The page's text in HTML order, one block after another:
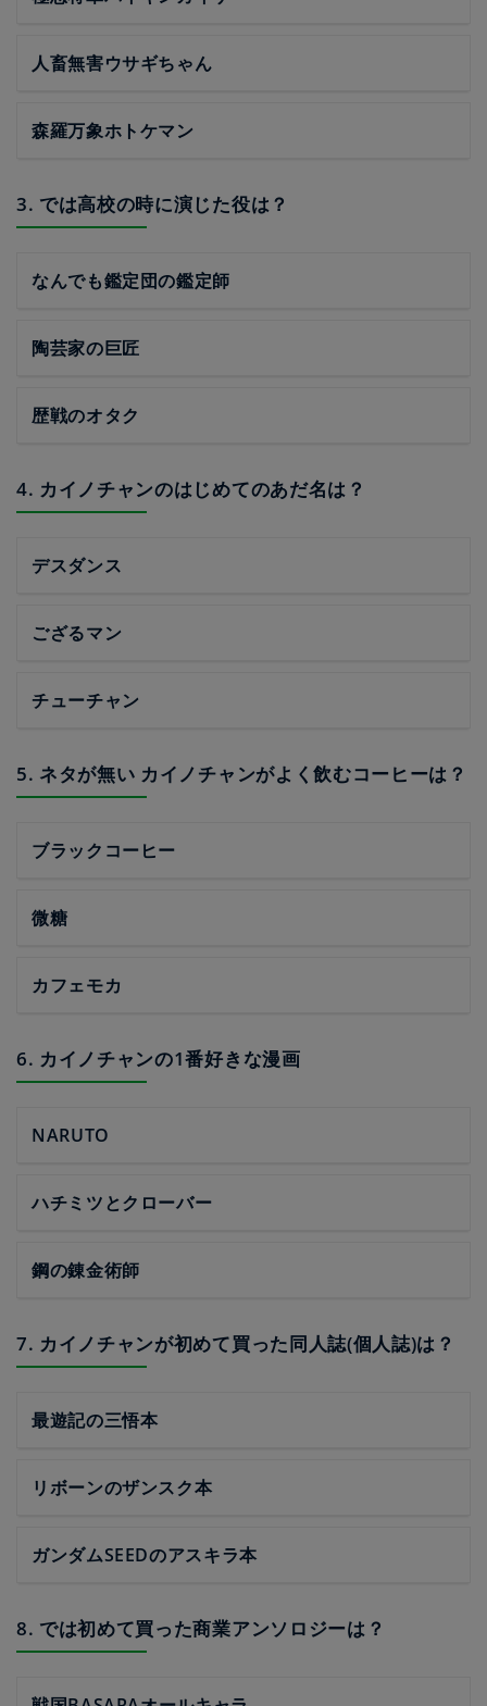
人畜無害ウサギちゃん
森羅万象ホトケマン
3. では高校の時に演じた役は？
なんでも鑑定団の鑑定師
陶芸家の巨匠
歴戦のオタク
4. カイノチャンのはじめてのあだ名は？
デスダンス
ござるマン
チューチャン
5. ネタが無い カイノチャンがよく飲むコーヒーは？
ブラックコーヒー
微糖
カフェモカ
6. カイノチャンの1番好きな漫画
NARUTO
ハチミツとクローバー
鋼の錬金術師
7. カイノチャンが初めて買った同人誌(個人誌)は？
最遊記の三悟本
リボーンのザンスク本
ガンダムSEEDのアスキラ本
8. では初めて買った商業アンソロジーは？